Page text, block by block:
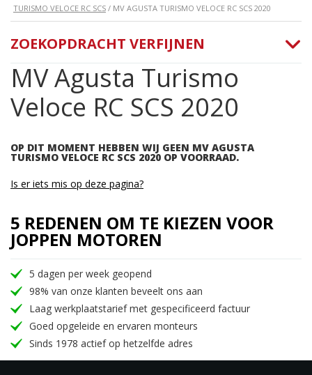
TURISMO VELOCE RC SCS / MV AGUSTA TURISMO VELOCE RC SCS 2020
MV Agusta Turismo
Veloce RC SCS 2020
OP DIT MOMENT HEBBEN WIJ GEEN MV AGUSTA
TURISMO VELOCE RC SCS 2020 OP VOORRAAD.
ZOEKOPDRACHT VERFIJNEN
Is er iets mis op deze pagina?
5 REDENEN OM TE KIEZEN VOOR
JOPPEN MOTOREN
5 dagen per week geopend
98% van onze klanten beveelt ons aan
Laag werkplaatstarief met gespecificeerd factuur
Goed opgeleide en ervaren monteurs
Sinds 1978 actief op hetzelfde adres